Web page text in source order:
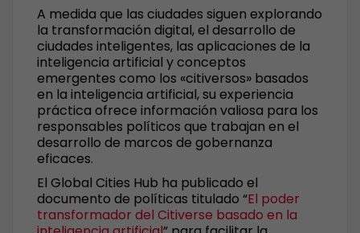
A medida que las ciudades siguen explorando
la transformación digital, el desarrollo de
ciudades inteligentes, las aplicaciones de la
inteligencia artificial y conceptos
emergentes como los «citiversos» basados
en la inteligencia artificial, su experiencia
práctica ofrece información valiosa para los
responsables políticos que trabajan en el
desarrollo de marcos de gobernanza
eficaces.
El Global Cities Hub ha publicado el
documento de políticas titulado “El poder
transformador del Citiverse basado en la